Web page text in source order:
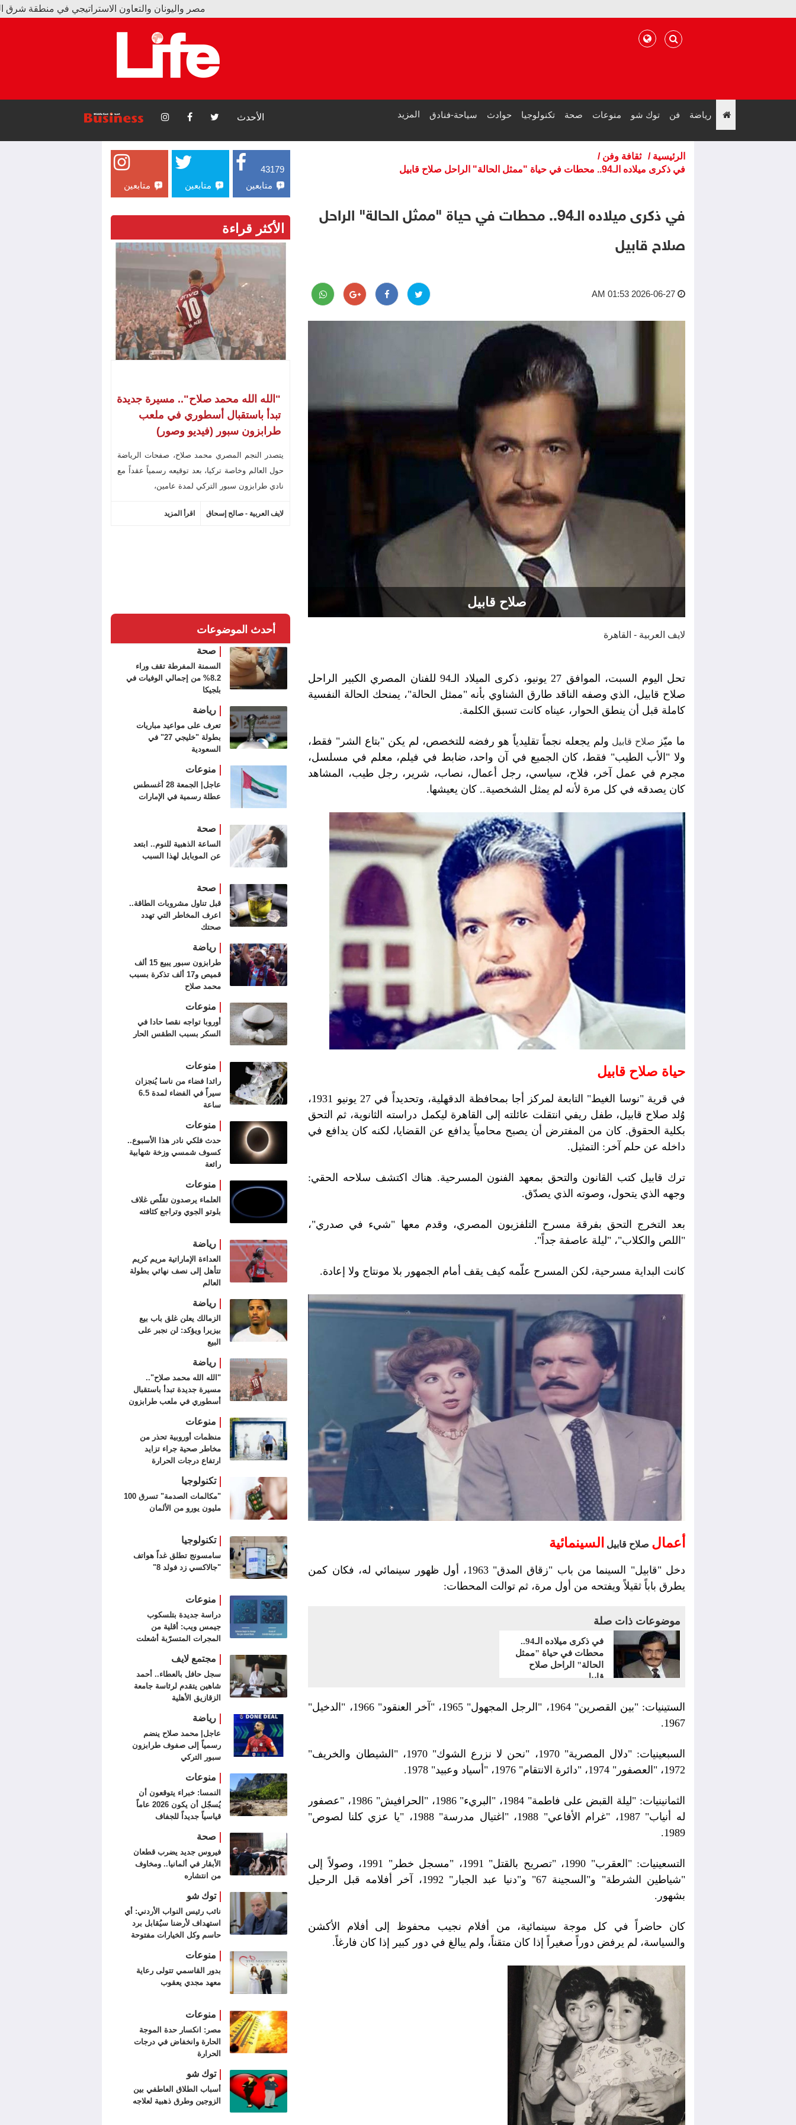
مصر واليونان والتعاون الاستراتيجي في منطقة شرق المتوسط
رياضة فن توك شو منوعات صحة تكنولوجيا حوادث سياحة-فنادق المزيد الأحدث
الرئيسية / ثقافة وفن /
في ذكرى ميلاده الـ94.. محطات في حياة "ممثل الحالة" الراحل صلاح قابيل
في ذكرى ميلاده الـ94.. محطات في حياة "ممثل الحالة" الراحل
صلاح قابيل
2026-06-27 01:53 AM
صلاح قابيل
لايف العربية - القاهرة
تحل اليوم السبت، الموافق 27 يونيو، ذكرى الميلاد الـ94 للفنان المصري الكبير الراحل
صلاح قابيل، الذي وصفه الناقد طارق الشناوي بأنه "ممثل الحالة"، يمنحك الحالة النفسية
كاملة قبل أن ينطق الحوار، عيناه كانت تسبق الكلمة.
ما ميّز صلاح قابيل ولم يجعله نجماً تقليدياً هو رفضه للتخصص، لم يكن "بتاع الشر" فقط،
ولا "الأب الطيب" فقط، كان الجميع في آن واحد، ضابط في فيلم، معلم في مسلسل،
مجرم في عمل آخر، فلاح، سياسي، رجل أعمال، نصاب، شرير، رجل طيب، المشاهد
كان يصدقه في كل مرة لأنه لم يمثل الشخصية.. كان يعيشها.
حياة صلاح قابيل
في قرية "نوسا الغيط" التابعة لمركز أجا بمحافظة الدقهلية، وتحديداً في 27 يونيو 1931،
وُلد صلاح قابيل، طفل ريفي انتقلت عائلته إلى القاهرة ليكمل دراسته الثانوية، ثم التحق
بكلية الحقوق. كان من المفترض أن يصبح محامياً يدافع عن القضايا، لكنه كان يدافع في
داخله عن حلم آخر: التمثيل.
ترك قابيل كتب القانون والتحق بمعهد الفنون المسرحية. هناك اكتشف سلاحه الحقي:
وجهه الذي يتحول، وصوته الذي يصدّق.
بعد التخرج التحق بفرقة مسرح التلفزيون المصري، وقدم معها "شيء في صدري"،
"اللص والكلاب"، "ليلة عاصفة جداً".
كانت البداية مسرحية، لكن المسرح علّمه كيف يقف أمام الجمهور بلا مونتاج ولا إعادة.
أعمال صلاح قابيل السينمائية
دخل "قابيل" السينما من باب "زقاق المدق" 1963، أول ظهور سينمائي له، فكان كمن
يطرق باباً ثقيلاً ويفتحه من أول مرة، ثم توالت المحطات:
موضوعات ذات صلة
في ذكرى ميلاده الـ94..
محطات في حياة "ممثل
الحالة" الراحل صلاح
قابيل
الستينيات: "بين القصرين" 1964، "الرجل المجهول" 1965، "آخر العنقود" 1966، "الدخيل"
1967.
السبعينيات: "دلال المصرية" 1970، "نحن لا نزرع الشوك" 1970، "الشيطان والخريف"
1972، "العصفور" 1974، "دائرة الانتقام" 1976، "أسياد وعبيد" 1978.
الثمانينيات: "ليلة القبض على فاطمة" 1984، "البريء" 1986، "الحرافيش" 1986، "عصفور
له أنياب" 1987، "غرام الأفاعي" 1988، "اغتيال مدرسة" 1988، "يا عزي كلنا لصوص"
1989.
التسعينيات: "العقرب" 1990، "تصريح بالقتل" 1991، "مسجل خطر" 1991، وصولاً إلى
"شياطين الشرطة" و"السجينة 67" و"دنيا عبد الجبار" 1992، آخر أفلامه قبل الرحيل
بشهور.
كان حاضراً في كل موجة سينمائية، من أفلام نجيب محفوظ إلى أفلام الأكشن
والسياسة، لم يرفض دوراً صغيراً إذا كان متقناً، ولم يبالغ في دور كبير إذا كان فارغاً.
43179
متابعين
متابعين متابعين
الأكثر قراءة
"الله الله محمد صلاح".. مسيرة جديدة
تبدأ باستقبال أسطوري في ملعب
طرابزون سبور (فيديو وصور)
يتصدر النجم المصري محمد صلاح، صفحات الرياضة
حول العالم وخاصة تركيا، بعد توقيعه رسمياً عقداً مع
نادي طرابزون سبور التركي لمدة عامين،
لايف العربية - صالح إسحاق اقرأ المزيد
أحدث الموضوعات
صحة
السمنة المفرطة تقف وراء
8.2% من إجمالي الوفيات في
بلجيكا
رياضة
تعرف على مواعيد مباريات
بطولة "خليجي 27" في
السعودية
منوعات
عاجل| الجمعة 28 أغسطس
عطلة رسمية في الإمارات
صحة
الساعة الذهبية للنوم.. ابتعد
عن الموبايل لهذا السبب
صحة
قبل تناول مشروبات الطاقة..
اعرف المخاطر التي تهدد
صحتك
رياضة
طرابزون سبور يبيع 15 ألف
قميص و17 ألف تذكرة بسبب
محمد صلاح
منوعات
أوروبا تواجه نقصا حادا في
السكر بسبب الطقس الحار
منوعات
رائدا فضاء من ناسا يُنجزان
سيراً في الفضاء لمدة 6.5
ساعة
منوعات
حدث فلكي نادر هذا الأسبوع..
كسوف شمسي وزخة شهابية
رائعة
منوعات
العلماء يرصدون تقلّص غلاف
بلوتو الجوي وتراجع كثافته
رياضة
العداءة الإماراتية مريم كريم
تتأهل إلى نصف نهائي بطولة
العالم
رياضة
الزمالك يعلن غلق باب بيع
بيزيرا ويؤكد: لن نجبر على
البيع
رياضة
"الله الله محمد صلاح"..
مسيرة جديدة تبدأ باستقبال
أسطوري في ملعب طرابزون
منوعات
منظمات أوروبية تحذر من
مخاطر صحية جراء تزايد
ارتفاع درجات الحرارة
تكنولوجيا
"مكالمات الصدمة" تسرق 100
مليون يورو من الألمان
تكنولوجيا
سامسونج تطلق غداً هواتف
"جالاكسي زد فولد 8"
منوعات
دراسة جديدة بتلسكوب
جيمس ويب: أقلية من
المجرات المتسرّبة أشعلت
مجتمع لايف
سجل حافل بالعطاء.. أحمد
شاهين يتقدم لرئاسة جامعة
الزقازيق الأهلية
رياضة
عاجل| محمد صلاح ينضم
رسمياً إلى صفوف طرابزون
سبور التركي
منوعات
النمسا: خبراء يتوقعون أن
يُسجّل أن يكون 2026 عاماً
قياسياً جديداً للجفاف
صحة
فيروس جديد يضرب قطعان
الأبقار في ألمانيا.. ومخاوف
من انتشاره
توك شو
نائب رئيس النواب الأردني: أي
استهداف لأرضنا سيُقابل برد
حاسم وكل الخيارات مفتوحة
منوعات
بدور القاسمي تتولى رعاية
معهد مجدي يعقوب
منوعات
مصر: انكسار حدة الموجة
الحارة وانخفاض في درجات
الحرارة
توك شو
أسباب الطلاق العاطفي بين
الزوجين وطرق ذهبية لعلاجه